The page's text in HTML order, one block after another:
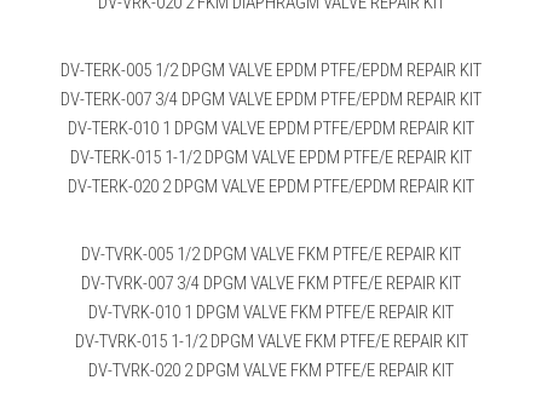
DV-TERK-005 1/2 DPGM VALVE EPDM PTFE/EPDM REPAIR KIT
DV-TERK-007 3/4 DPGM VALVE EPDM PTFE/EPDM REPAIR KIT
DV-TERK-010 1 DPGM VALVE EPDM PTFE/EPDM REPAIR KIT
DV-TERK-015 1-1/2 DPGM VALVE EPDM PTFE/E REPAIR KIT
DV-TERK-020 2 DPGM VALVE EPDM PTFE/EPDM REPAIR KIT
DV-TVRK-005 1/2 DPGM VALVE FKM PTFE/E REPAIR KIT
DV-TVRK-007 3/4 DPGM VALVE FKM PTFE/E REPAIR KIT
DV-TVRK-010 1 DPGM VALVE FKM PTFE/E REPAIR KIT
DV-TVRK-015 1-1/2 DPGM VALVE FKM PTFE/E REPAIR KIT
DV-TVRK-020 2 DPGM VALVE FKM PTFE/E REPAIR KIT